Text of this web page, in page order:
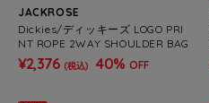
JACKROSE
Dickies/ディッキーズ LOGO PRI
NT ROPE 2WAY SHOULDER BAG
¥2,376 (税込) 40% OFF